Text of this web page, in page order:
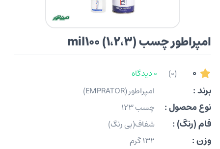
امپراطور چسب mil100 (1،2،3)
0
(0) 0 دیدگاه
برند : امپراطور (EMPRATOR)
نوع محصول : چسب 123
فام (رنگ) : شفاف(بی رنگ)
وزن : 132 گرم